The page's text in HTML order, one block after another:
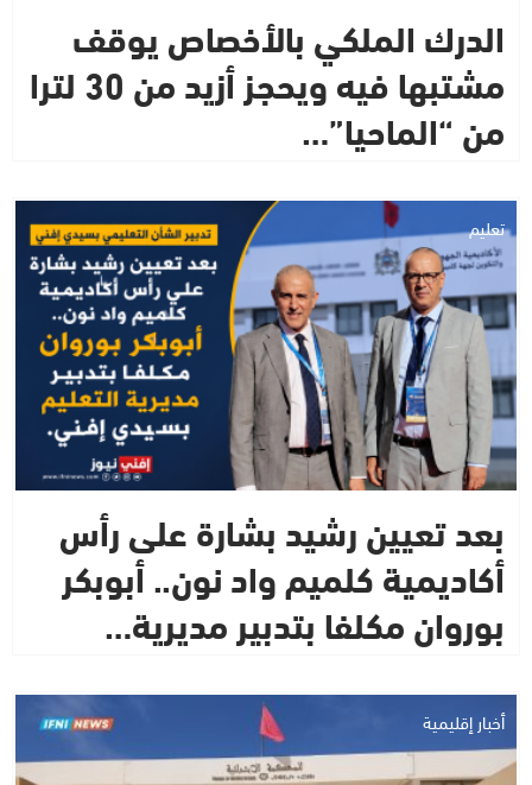
الدرك الملكي بالأخصاص يوقف
مشتبها فيه ويحجز أزيد من 30 لترا
من “الماحيا”…
تعليم
بعد تعيين رشيد بشارة على رأس
أكاديمية كلميم واد نون.. أبوبكر
بوروان مكلفا بتدبير مديرية…
أخبار إقليمية